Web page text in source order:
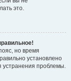
это.
но время
установлено
устранения проблемы.